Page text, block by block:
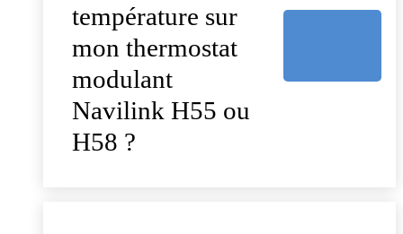
température sur
mon thermostat
modulant
Navilink H55 ou
H58 ?